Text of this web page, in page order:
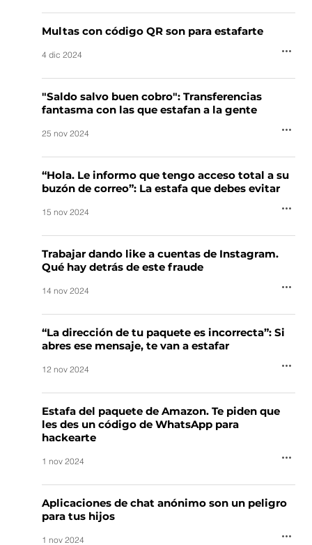
Multas con código QR son para estafarte
4 dic 2024
"Saldo salvo buen cobro": Transferencias
fantasma con las que estafan a la gente
25 nov 2024
“Hola. Le informo que tengo acceso total a su
buzón de correo”: La estafa que debes evitar
15 nov 2024
Trabajar dando like a cuentas de Instagram.
Qué hay detrás de este fraude
14 nov 2024
“La dirección de tu paquete es incorrecta”: Si
abres ese mensaje, te van a estafar
12 nov 2024
Estafa del paquete de Amazon. Te piden que
les des un código de WhatsApp para
hackearte
1 nov 2024
Aplicaciones de chat anónimo son un peligro
para tus hijos
1 nov 2024